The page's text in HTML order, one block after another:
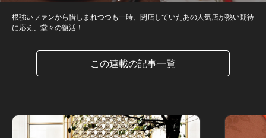
根強いファンから惜しまれつつも一時、閉店していたあの人気店が熱い期待
に応え、堂々の復活！
この連載の記事一覧